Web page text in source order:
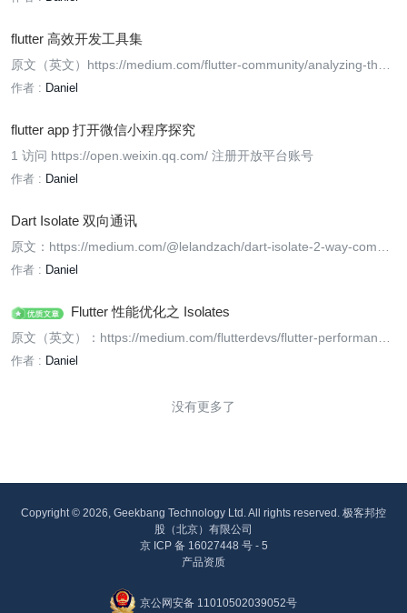
种，直播支持等方向有帮助。另外观察国外的朋友用 ijkplay
flutter 高效开发工具集
原文（英文）https://medium.com/flutter-community/analyzing-the-t
op-flutter-development-tools-for-2020-14d238f97a19
作者 : Daniel
flutter app 打开微信小程序探究
1 访问 https://open.weixin.qq.com/ 注册开放平台账号
作者 : Daniel
Dart Isolate 双向通讯
原文：https://medium.com/@lelandzach/dart-isolate-2-way-commu
nication-89e75d973f34
作者 : Daniel
Flutter 性能优化之 Isolates
原文（英文）：https://medium.com/flutterdevs/flutter-performance-
optimization-17c99bb31553
作者 : Daniel
没有更多了
Copyright © 2026, Geekbang Technology Ltd. All rights reserved. 极客邦控
股（北京）有限公司
京 ICP 备 16027448 号 - 5
产品资质
京公网安备 11010502039052号